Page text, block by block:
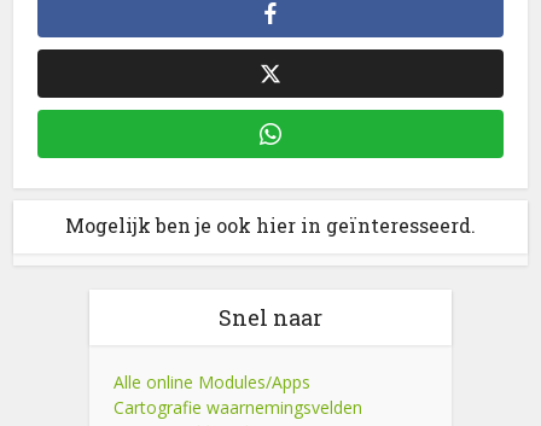
Mogelijk ben je ook hier in geïnteresseerd.
Snel naar
Alle online Modules/Apps
Cartografie waarnemingsvelden